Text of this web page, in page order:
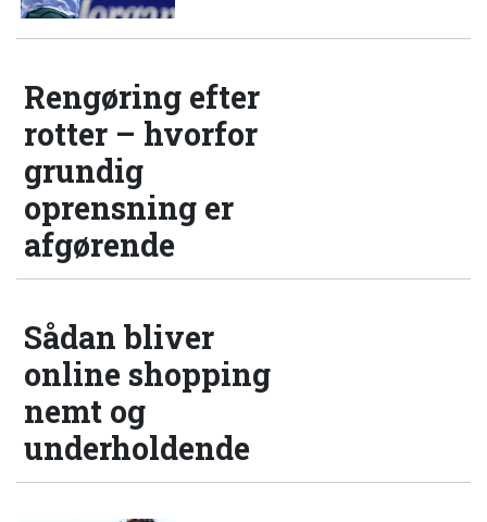
Rengøring efter
rotter – hvorfor
grundig
oprensning er
afgørende
Sådan bliver
online shopping
nemt og
underholdende